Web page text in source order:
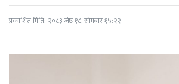
प्रकाशित मिति: २०८३ जेष्ठ १८, सोमबार १५:२२